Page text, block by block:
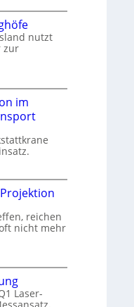
nutzt
zur
im
reichen
nicht mehr
Laser-